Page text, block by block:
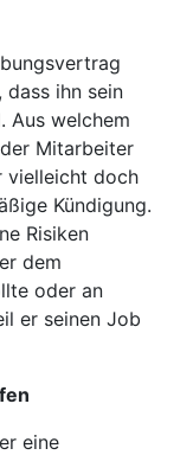
ihn sein
Aus welchem
Mitarbeiter
vielleicht doch
Kündigung.
Risiken
dem
oder an
er seinen Job
eine